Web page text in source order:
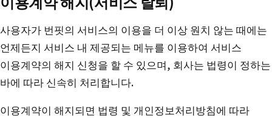
사용자가 번핏의 서비스의 이용을 더 이상 원치 않는 때에는
언제든지 서비스 내 제공되는 메뉴를 이용하여 서비스
이용계약의 해지 신청을 할 수 있으며, 회사는 법령이 정하는
바에 따라 신속히 처리합니다.
이용계약이 해지되면 법령 및 개인정보처리방침에 따라